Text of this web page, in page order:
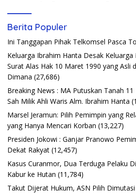
Berita Populer
Ini Tanggapan Pihak Telkomsel Pasca
Keluarga Ibrahim Hanta Desak
Surat Alas Hak 10 Maret 1990 yang Asli
Dimana (27,686)
Breaking News : MA Putuskan Tanah
Sah Milik Ahli Waris Alm. Ibrahim Hanta
Marsel Jeramun: Pilih Pemimpin yang
yang Hanya Mencari Korban (13,227)
Presiden Jokowi : Ganjar Pranowo
Dekat Rakyat (12,457)
Kasus Curanmor, Dua Terduga Pelaku
Kabur ke Hutan (11,784)
Takut Dijerat Hukum, ASN Pilih Dimutasi